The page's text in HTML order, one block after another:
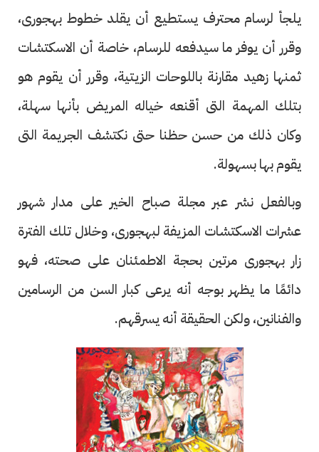
يلجأ لرسام محترف يستطيع أن يقلد خطوط بهجورى،
وقرر أن يوفر ما سيدفعه للرسام، خاصة أن الاسكتشات
ثمنها زهيد مقارنة باللوحات الزيتية، وقرر أن يقوم هو
بتلك المهمة التى أقنعه خياله المريض بأنها سهلة،
وكان ذلك من حسن حظنا حتى نكتشف الجريمة التى
يقوم بها بسهولة.
وبالفعل نشر عبر مجلة صباح الخير على مدار شهور
عشرات الاسكتشات المزيفة لبهجورى، وخلال تلك الفترة
زار بهجورى مرتين بحجة الاطمئنان على صحته، فهو
دائمًا ما يظهر بوجه أنه يرعى كبار السن من الرسامين
والفنانين، ولكن الحقيقة أنه يسرقهم.